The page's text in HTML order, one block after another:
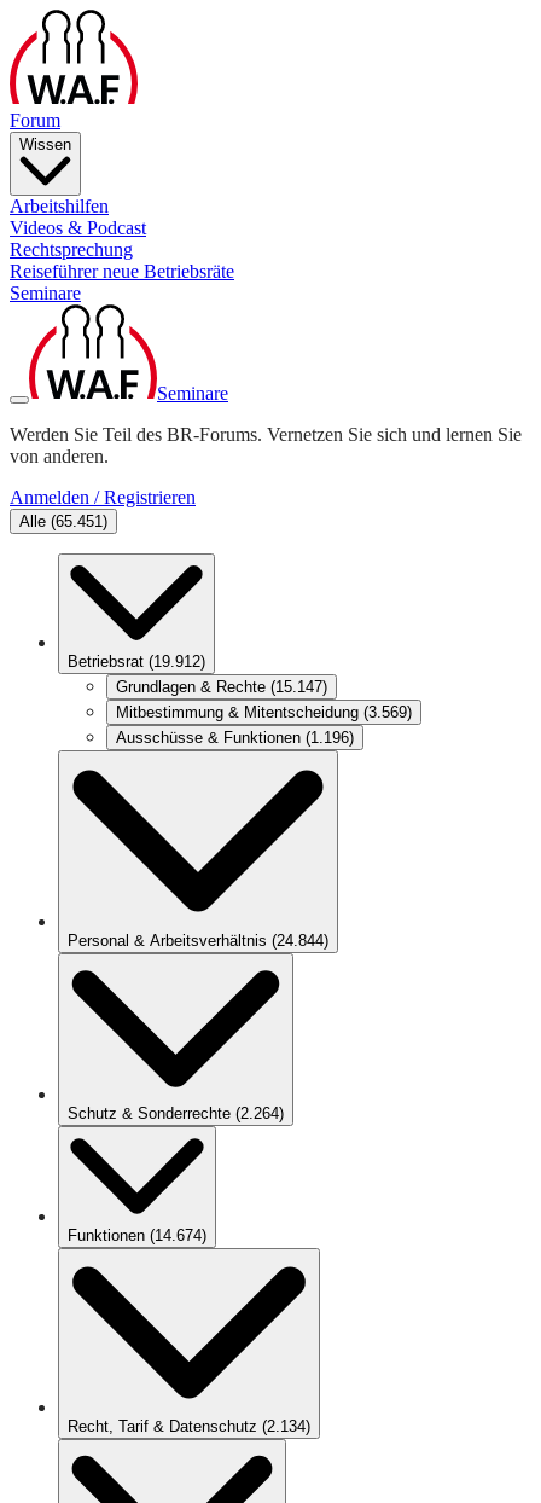
Forum
Wissen
Arbeitshilfen
Videos & Podcast
Rechtsprechung
Reiseführer neue Betriebsräte
Seminare
Seminare
Werden Sie Teil des BR-Forums. Vernetzen Sie sich und lernen Sie
von anderen.
Anmelden / Registrieren
Alle (65.451)
Betriebsrat (19.912)
Grundlagen & Rechte (15.147)
Mitbestimmung & Mitentscheidung (3.569)
Ausschüsse & Funktionen (1.196)
Personal & Arbeitsverhältnis (24.844)
Schutz & Sonderrechte (2.264)
Funktionen (14.674)
Recht, Tarif & Datenschutz (2.134)